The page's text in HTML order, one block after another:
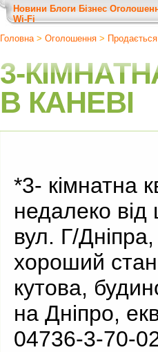
Новини Блоги Бізнес
Wi-Fi
Головна> Оголошення >
3-
В КАНЕВІ
*3- кімнатна
недалеко
вул. Г/
хороший
кутова,
на Дніпро,
04736-3-70-